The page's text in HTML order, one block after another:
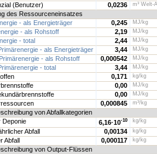
(Benutzer) 0,0236 m³ Welt-
des Ressourceneinsatzes
- als Energieträger 0,245 MJ/kg
- als Rohstoff 2,19 MJ/kg
- total 2,44 MJ/kg
- als Energieträger 3,44 MJ/kg
- als Rohstoff 0,000542 MJ/kg
- total 3,44 MJ/kg
0,171 kg/kg
0,00 MJ/kg
0,00 MJ/kg
0,000845 m³/kg
von Abfallkategorien
Deponie 6,16·10-10 kg/kg
Abfall 0,00134 kg/kg
Abfall 0,000117 kg/kg
von Output-Flüssen